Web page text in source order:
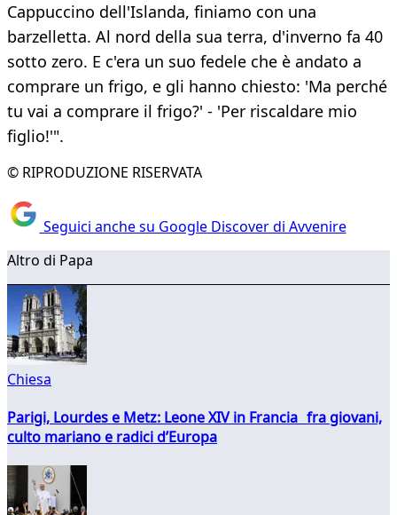
Cappuccino dell'Islanda, finiamo con una
barzelletta. Al nord della sua terra, d'inverno fa 40
sotto zero. E c'era un suo fedele che è andato a
comprare un frigo, e gli hanno chiesto: 'Ma perché
tu vai a comprare il frigo?' - 'Per riscaldare mio
figlio!'".
© RIPRODUZIONE RISERVATA
Seguici anche su Google Discover di Avvenire
Altro di Papa
Chiesa
Parigi, Lourdes e Metz: Leone XIV in Francia fra giovani,
culto mariano e radici d’Europa